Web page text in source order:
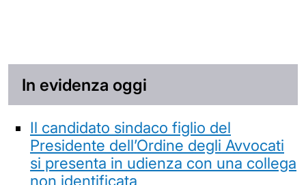
In evidenza oggi
Il candidato sindaco figlio del
Presidente dell’Ordine degli Avvocati
si presenta in udienza con una collega
non identificata